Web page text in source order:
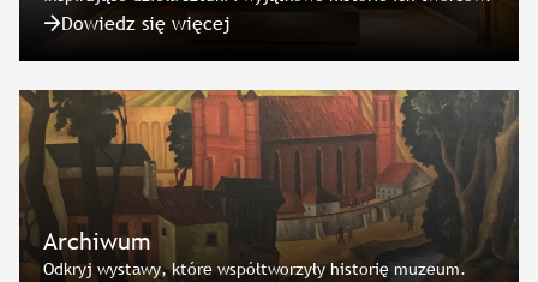
Dowiedz się więcej
Archiwum
Odkryj wystawy, które współtworzyły historię muzeum.